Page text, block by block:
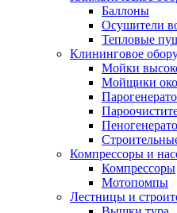
Баллоны
Осушители
Тепловые
Клининговое
Мойки
Мойщики
Компрессоры и
Компрессоры
Мотопомпы
Лестницы и